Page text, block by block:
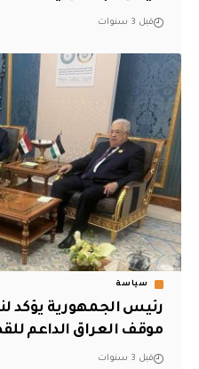
قبل 3 سنوات
سياسة
رئيس الجمهورية يؤكد
موقف العراق الداعم
قبل 3 سنوات